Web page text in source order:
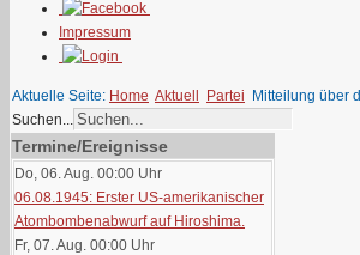
Impressum
Aktuelle Seite: Home Aktuell Partei
Mitteilung über
Suchen...
Termine/Ereignisse
Do, 06. Aug. 00:00 Uhr
06.08.1945: Erster US-amerikanischer
Atombombenabwurf auf Hiroshima.
Fr, 07. Aug. 00:00 Uhr